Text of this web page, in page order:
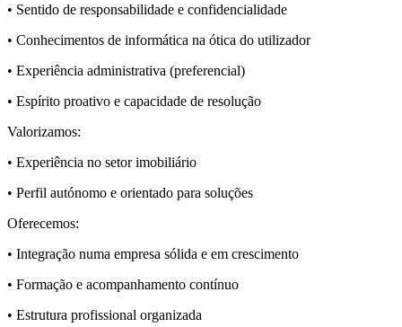
• Sentido de responsabilidade e confidencialidade
• Conhecimentos de informática na ótica do utilizador
• Experiência administrativa (preferencial)
• Espírito proativo e capacidade de resolução
Valorizamos:
• Experiência no setor imobiliário
• Perfil autónomo e orientado para soluções
Oferecemos:
• Integração numa empresa sólida e em crescimento
• Formação e acompanhamento contínuo
• Estrutura profissional organizada